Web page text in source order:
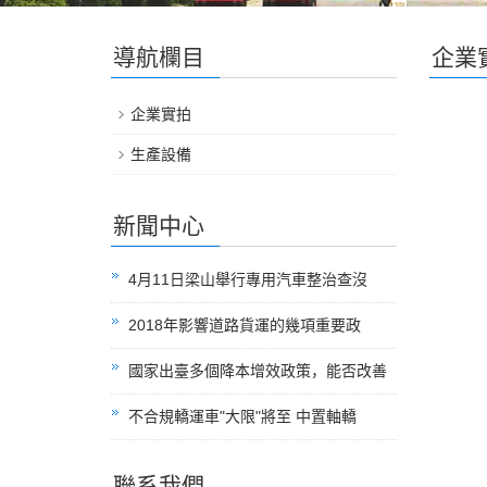
企業
導航欄目
企業實拍
生產設備
新聞中心
4月11日梁山舉行專用汽車整治查沒
2018年影響道路貨運的幾項重要政
國家出臺多個降本增效政策，能否改善
不合規轎運車"大限"將至 中置軸轎